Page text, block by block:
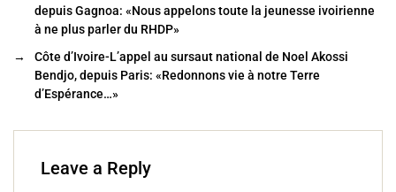
o
o
k
depuis Gagnoa: «Nous appelons toute la jeunesse ivoirienne
à ne plus parler du RHDP»
→
Côte d’Ivoire-L’appel au sursaut national de Noel Akossi
Bendjo, depuis Paris: «Redonnons vie à notre Terre
d’Espérance…»
Leave a Reply